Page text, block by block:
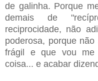
de galinha. Porque
demais de
reciprocidade, não
poderosa, porque
frágil e que vou me
coisa... e acabar